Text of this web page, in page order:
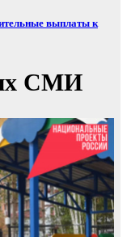
выплаты к